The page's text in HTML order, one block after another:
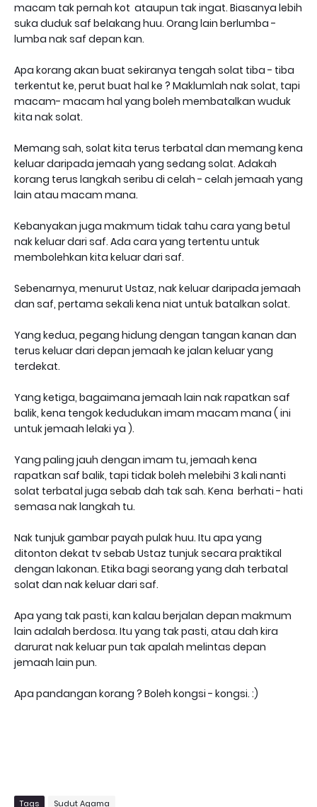
macam tak pernah kot ataupun tak ingat. Biasanya lebih
suka duduk saf belakang huu. Orang lain berlumba -
lumba nak saf depan kan.
Apa korang akan buat sekiranya tengah solat tiba - tiba
terkentut ke, perut buat hal ke ? Maklumlah nak solat, tapi
macam- macam hal yang boleh membatalkan wuduk
kita nak solat.
Memang sah, solat kita terus terbatal dan memang kena
keluar daripada jemaah yang sedang solat. Adakah
korang terus langkah seribu di celah - celah jemaah yang
lain atau macam mana.
Kebanyakan juga makmum tidak tahu cara yang betul
nak keluar dari saf. Ada cara yang tertentu untuk
membolehkan kita keluar dari saf.
Sebenarnya, menurut Ustaz, nak keluar daripada jemaah
dan saf, pertama sekali kena niat untuk batalkan solat.
Yang kedua, pegang hidung dengan tangan kanan dan
terus keluar dari depan jemaah ke jalan keluar yang
terdekat.
Yang ketiga, bagaimana jemaah lain nak rapatkan saf
balik, kena tengok kedudukan imam macam mana ( ini
untuk jemaah lelaki ya ).
Yang paling jauh dengan imam tu, jemaah kena
rapatkan saf balik, tapi tidak boleh melebihi 3 kali nanti
solat terbatal juga sebab dah tak sah. Kena berhati - hati
semasa nak langkah tu.
Nak tunjuk gambar payah pulak huu. Itu apa yang
ditonton dekat tv sebab Ustaz tunjuk secara praktikal
dengan lakonan. Etika bagi seorang yang dah terbatal
solat dan nak keluar dari saf.
Apa yang tak pasti, kan kalau berjalan depan makmum
lain adalah berdosa. Itu yang tak pasti, atau dah kira
darurat nak keluar pun tak apalah melintas depan
jemaah lain pun.
Apa pandangan korang ? Boleh kongsi - kongsi. :)
Tags Sudut Agama